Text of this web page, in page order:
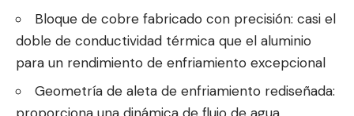
Bloque de cobre fabricado con precisión: casi el
doble de conductividad térmica que el aluminio
para un rendimiento de enfriamiento excepcional
Geometría de aleta de enfriamiento rediseñada: